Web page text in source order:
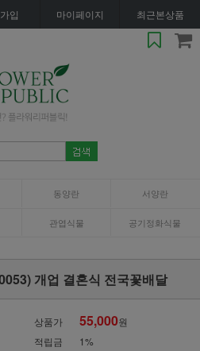
입 마이페이지 최근본상품
동양란 서양란
관엽식물 공기정화식물
개업 결혼식 전국꽃배달
상품가 55,000원
적립금
1%